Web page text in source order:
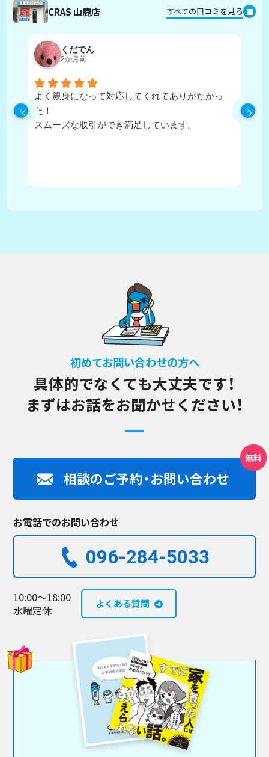
CRAS 山鹿店 すべての口コミを見る
くだでん
2か月前
よく親身になって対応してくれてありがたかっ
た！
スムーズな取引ができ満足しています。
初めてお問い合わせの方へ
具体的でなくても大丈夫です！
まずはお話をお聞かせください！
相談のご予約・お問い合わせ
お電話でのお問い合わせ
096-284-5033​
10:00～18:00
水曜定休
よくある質問